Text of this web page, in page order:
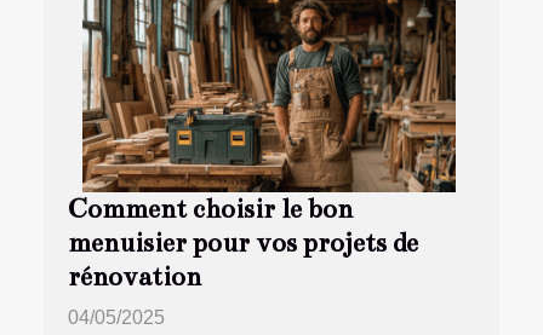
Comment choisir le bon
menuisier pour vos projets de
rénovation
04/05/2025